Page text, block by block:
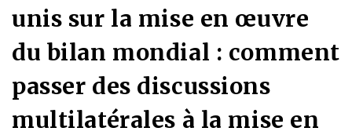
unis sur la mise en œuvre
du bilan mondial : comment
passer des discussions
multilatérales à la mise en